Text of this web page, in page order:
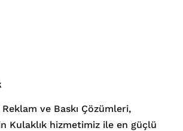
Reklam ve Baskı Çözümleri,
Kulaklık hizmetimiz ile en güçlü